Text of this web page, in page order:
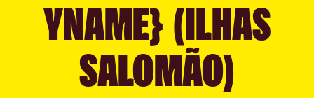
YNAME} (ILHAS
SALOMÃO)